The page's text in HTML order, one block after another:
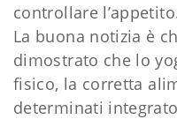
controllare
La buona notizia è
dimostrato che lo
fisico, la corretta
determinati